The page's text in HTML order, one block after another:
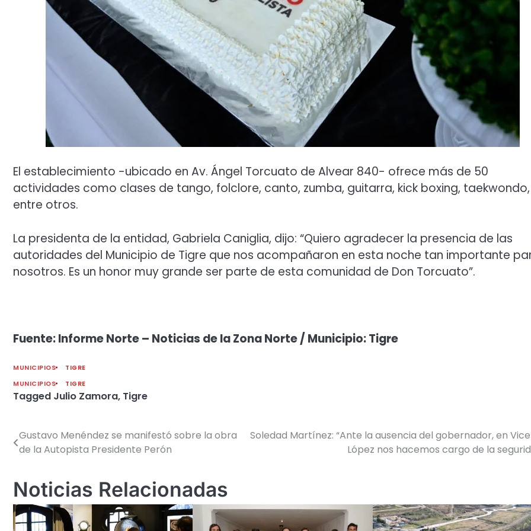
El establecimiento -ubicado en Av. Ángel Torcuato de Alvear 840- ofrece más de 50
actividades como clases de tango, folclore, canto, zumba, guitarra, kick boxing, taekwondo,
entre otros.
La presidenta de la entidad, Gabriela Caniglia, dijo: “Quiero agradecer la presencia de las
autoridades del Municipio de Tigre que nos acompañaron en esta noche tan importante
nosotros. Es un honor muy grande ser parte de esta comunidad de Don Torcuato”.
Fuente: Informe Norte – Noticias de la Zona Norte / Municipio: Tigre
MUNICIPIOS
TIGRE
MUNICIPIOS
TIGRE
Tagged Julio Zamora, Tigre
Navegación
entradas
Gustavo Menéndez se manifestó sobre la obra
de la Autopista Presidente Perón
Soledad Martínez: “Ante la ausencia del gobernador, en
López nos hacemos cargo de la
Noticias Relacionadas